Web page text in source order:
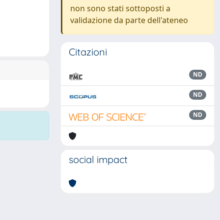
non sono stati sottoposti a
validazione da parte dell'ateneo
Citazioni
ND
ND
ND
social impact